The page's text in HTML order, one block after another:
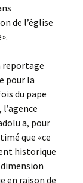
de l’église
reportage
pour la
du pape
a, pour
que «ce
historique
en raison de